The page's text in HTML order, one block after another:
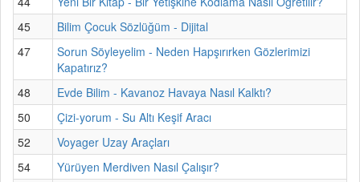
45
Bilim Çocuk Sözlüğüm - Dijital
47
Sorun Söyleyelim - Neden Hapşırırken Gözlerimizi
Kapatırız?
48
Evde Bilim - Kavanoz Havaya Nasıl Kalktı?
50
Çizi-yorum - Su Altı Keşif Aracı
52
Voyager Uzay Araçları
54
Yürüyen Merdiven Nasıl Çalışır?